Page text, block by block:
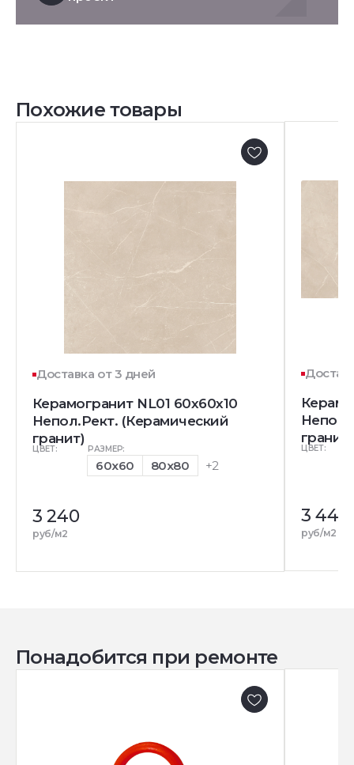
Похожие товары
Доставка от 3 дней
Керамогранит NL01 60x60x10
Непол.Рект. (Керамический
гранит)
ЦВЕТ: РАЗМЕР:
60x60 80x80 +2
3 240
руб/м2
гранит)
ЦВЕТ:
3 440
руб/м2
Понадобится при ремонте